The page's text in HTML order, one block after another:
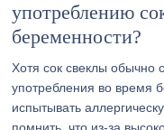
употреблению
беременности?
Хотя сок свеклы обычно
употребления во время
испытывать